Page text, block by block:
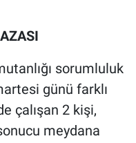
sorumluluk
günü farklı
çalışan 2 kişi,
meydana